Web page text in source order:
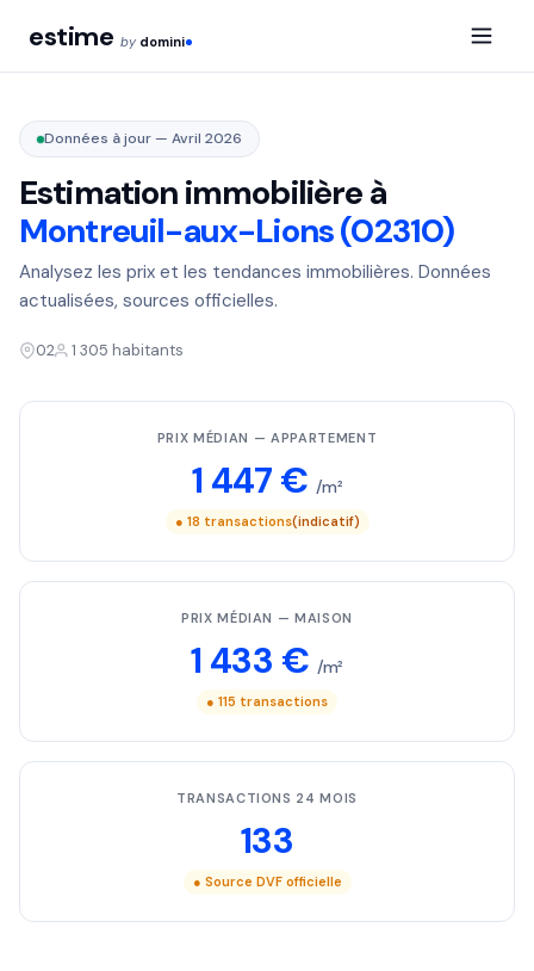
estime by domini
Données à jour — Avril 2026
Estimation immobilière à
Montreuil-aux-Lions (02310)
Analysez les prix et les tendances immobilières. Données
actualisées, sources officielles.
02 1 305 habitants
PRIX MÉDIAN — APPARTEMENT
1 447 € /m²
● 18 transactions(indicatif)
PRIX MÉDIAN — MAISON
1 433 € /m²
● 115 transactions
TRANSACTIONS 24 MOIS
133
● Source DVF officielle